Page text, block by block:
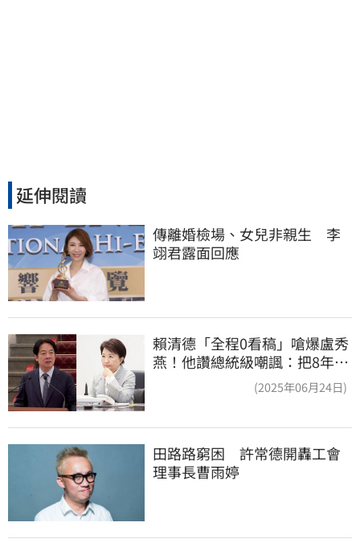
延伸閱讀
傳離婚檢場、女兒非親生　李
翊君露面回應
賴清德「全程0看稿」嗆爆盧秀
燕！他讚總統級嘲諷：把8年總
(2025年06月24日)
田路路窮困　許常德開轟工會
理事長曹雨婷